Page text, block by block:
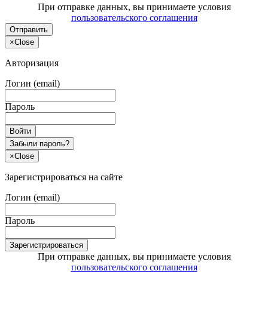
При отправке данных, вы принимаете условия
пользовательского соглашения
Отправить
×Close
Авторизация
Логин (email)
Пароль
Войти
Забыли пароль?
×Close
Зарегистрироваться на сайте
Логин (email)
Пароль
Зарегистрироваться
При отправке данных, вы принимаете условия
пользовательского соглашения